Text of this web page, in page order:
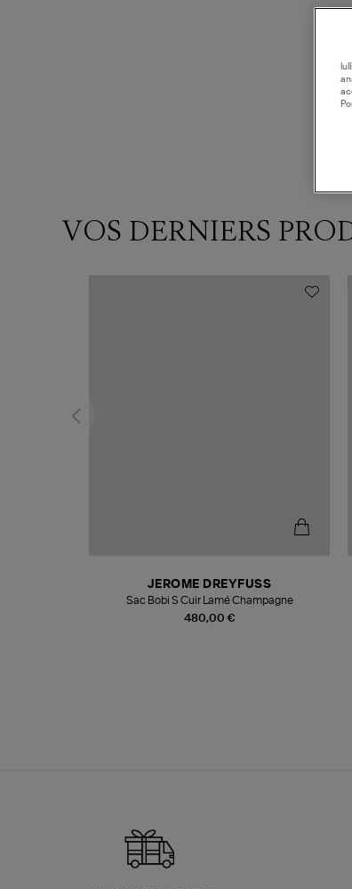
VOS DERNIERS
480,00 €
JEROME DREYFUSS
Sac Bobi S Cuir Lamé Champagne